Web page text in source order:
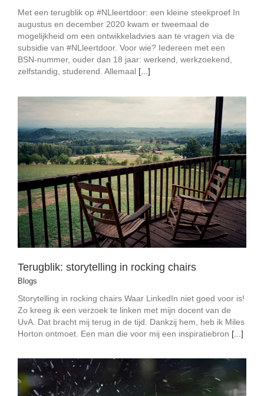
Met een terugblik op #NLleertdoor: een kleine steekproef In
augustus en december 2020 kwam er tweemaal de
mogelijkheid om een ontwikkeladvies aan te vragen via de
subsidie van #NLleertdoor. Voor wie? Iedereen met een
BSN-nummer, ouder dan 18 jaar: werkend, werkzoekend,
zelfstandig, studerend. Allemaal [...]
Terugblik: storytelling in rocking chairs
Blogs
Terugblik: storytelling in rocking chairs
Blogs
Storytelling in rocking chairs Waar LinkedIn niet goed voor is!
Zo kreeg ik een verzoek te linken met mijn docent van de
UvA. Dat bracht mij terug in de tijd. Dankzij hem, heb ik Miles
Horton ontmoet. Een man die voor mij een inspiratiebron [...]